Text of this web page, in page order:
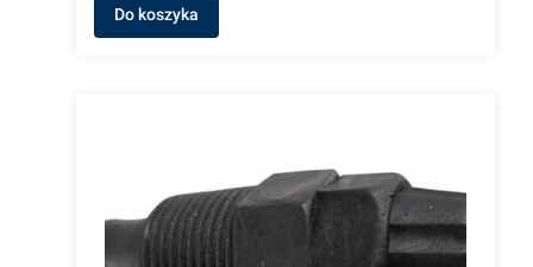
Do koszyka